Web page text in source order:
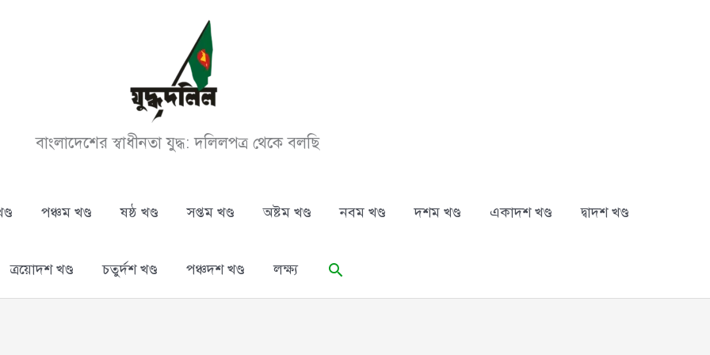
বাংলাদেশের স্বাধীনতা যুদ্ধ: দলিলপত্র থেকে বলছি
পঞ্চম খণ্ড ষষ্ঠ খণ্ড সপ্তম খণ্ড অষ্টম খণ্ড নবম খণ্ড দশম খণ্ড একাদশ খণ্ড দ্বাদশ খণ্ড
ত্রয়োদশ খণ্ড চতুর্দশ খণ্ড পঞ্চদশ খণ্ড লক্ষ্য Search